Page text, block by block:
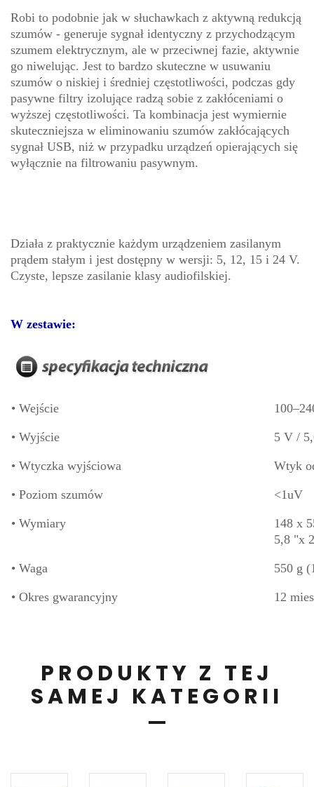
Robi to podobnie jak w słuchawkach z aktywną redukcją
szumów - generuje sygnał identyczny z przychodzącym
szumem elektrycznym, ale w przeciwnej fazie, aktywnie
go niwelując. Jest to bardzo skuteczne w usuwaniu
szumów o niskiej i średniej częstotliwości, podczas gdy
pasywne filtry izolujące radzą sobie z zakłóceniami o
wyższej częstotliwości. Ta kombinacja jest wymiernie
skuteczniejsza w eliminowaniu szumów zakłócających
sygnał USB, niż w przypadku urządzeń opierających się
wyłącznie na filtrowaniu pasywnym.
Działa z praktycznie każdym urządzeniem zasilanym
prądem stałym i jest dostępny w wersji: 5, 12, 15 i 24 V.
Czyste, lepsze zasilanie klasy audiofilskiej.
W zestawie:
• Wejście
• Wyjście 5 V /
• Wtyczka wyjściowa Wtyk
• Poziom szumów <1uV
• Wymiary
148 x
5,8 "x
• Waga 550 g
• Okres gwarancyjny 12
PRODUKTY Z TEJ
SAMEJ KATEGORII